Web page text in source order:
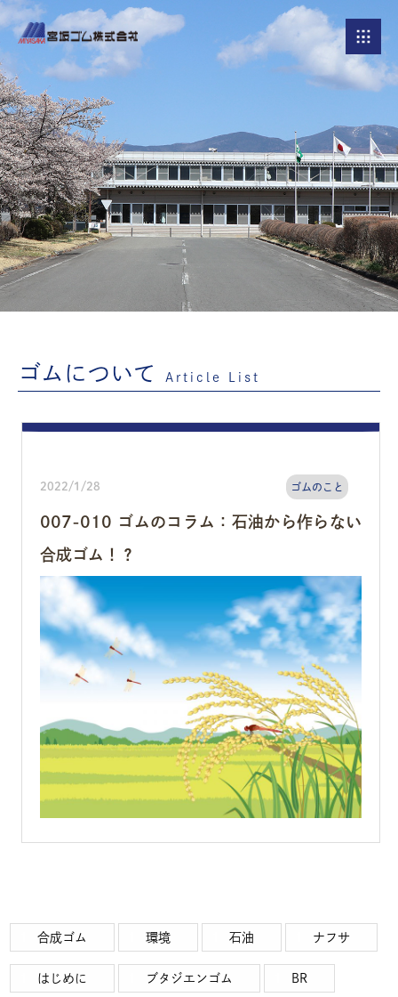
ゴムについて Article List
2022/1/28 ゴムのこと
007-010 ゴムのコラム：石油から作らない
合成ゴム！？
合成ゴム 環境 石油 ナフサ
はじめに ブタジエンゴム BR